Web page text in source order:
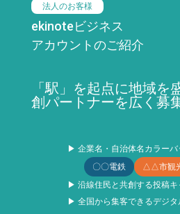
法人のお客様
ekinoteビジネス
アカウントのご紹介
「駅」を起点に地域を
創パートナーを広く募
▶ 企業名・自治体名カラーバ
〇〇電鉄
△△市観
▶ 沿線住民と共創する投稿キ
▶ 全国から集客できるデジタ